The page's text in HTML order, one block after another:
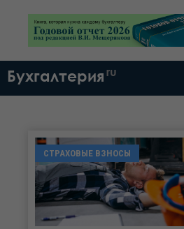
Бухгалтерия ru
СТРАХОВЫЕ ВЗНОСЫ